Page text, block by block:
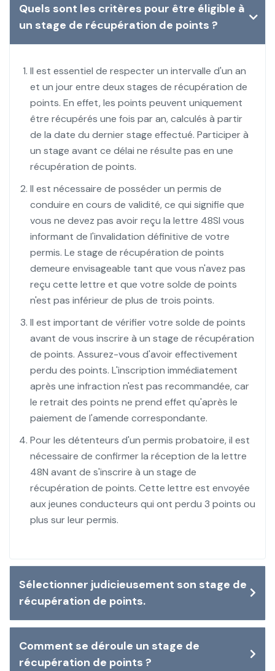
Quels sont les critères pour être éligible à
un stage de récupération de points ?
Il est essentiel de respecter un intervalle d'un an
et un jour entre deux stages de récupération de
points. En effet, les points peuvent uniquement
être récupérés une fois par an, calculés à partir
de la date du dernier stage effectué. Participer à
un stage avant ce délai ne résulte pas en une
récupération de points.
Il est nécessaire de posséder un permis de
conduire en cours de validité, ce qui signifie que
vous ne devez pas avoir reçu la lettre 48SI vous
informant de l'invalidation définitive de votre
permis. Le stage de récupération de points
demeure envisageable tant que vous n'avez pas
reçu cette lettre et que votre solde de points
n'est pas inférieur de plus de trois points.
Il est important de vérifier votre solde de points
avant de vous inscrire à un stage de récupération
de points. Assurez-vous d'avoir effectivement
perdu des points. L'inscription immédiatement
après une infraction n'est pas recommandée, car
le retrait des points ne prend effet qu'après le
paiement de l'amende correspondante.
Pour les détenteurs d'un permis probatoire, il est
nécessaire de confirmer la réception de la lettre
48N avant de s'inscrire à un stage de
récupération de points. Cette lettre est envoyée
aux jeunes conducteurs qui ont perdu 3 points ou
plus sur leur permis.
Sélectionner judicieusement son stage de
récupération de points.
Comment se déroule un stage de
récupération de points ?